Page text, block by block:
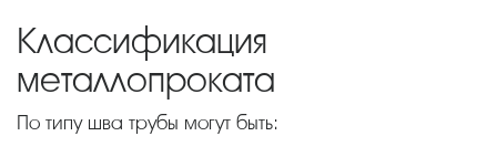
Классификация
металлопроката
По типу шва трубы могут быть: